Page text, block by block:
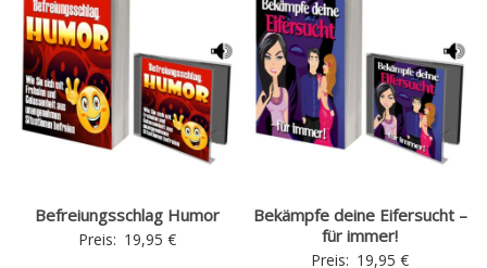
Befreiungsschlag Humor
Preis: 19,95 €
Bekämpfe deine Eifersucht –
für immer!
Preis: 19,95€